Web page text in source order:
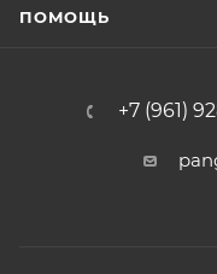
ПОМОЩЬ
+7 (961)